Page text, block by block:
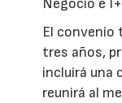
Negocio e
El convenio
tres años,
incluirá una
reunirá al